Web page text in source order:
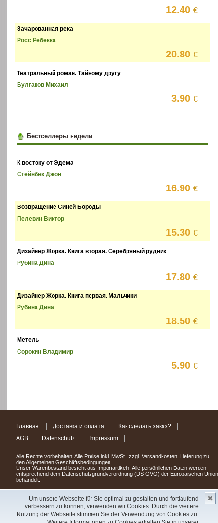
Um unsere Webseite für Sie optimal zu gestalten und fortlaufend
verbessern zu können, verwenden wir Cookies. Durch die weitere
Nutzung der Webseite stimmen Sie der Verwendung von Cookies zu.
✖
12.40€
Зачарованная река
Росс Ребекка
20.80€
Театральный роман. Тайному другу
Булгаков Михаил
3.90€
Бестселлеры недели
К востоку от Эдема
Стейнбек Джон
16.90€
Возвращение Синей Бороды
Пелевин Виктор
15.30€
Дизайнер Жорка. Книга вторая. Серебряный рудник
Рубина Дина
17.80€
Дизайнер Жорка. Книга первая. Мальчики
Рубина Дина
18.50€
Метель
Сорокин Владимир
5.90€
Главная Доставка и оплата
Как сделать заказ?
AGB
Datenschutz Impressum
Alle Rechte vorbehalten. Alle Preise inkl. MwSt., zzgl. Versandkosten. Lieferung zu
den Allgemeinen Geschäftsbedingungen.
Unser Warenbestand besteht aus Importartikeln. Alle persönlichen Daten werden
entsprechend dem Datenschutzgrundverordnung (DS-GVO) der Europäischen Union
behandelt.
Сделав заказ сегодня, уже через день или два Вы можете стать обладателем
НОВИНКИ из Германии! Удачного поиска!
Copyright 2003 - 2023 © Express-Kniga
V.A.Vorobiev